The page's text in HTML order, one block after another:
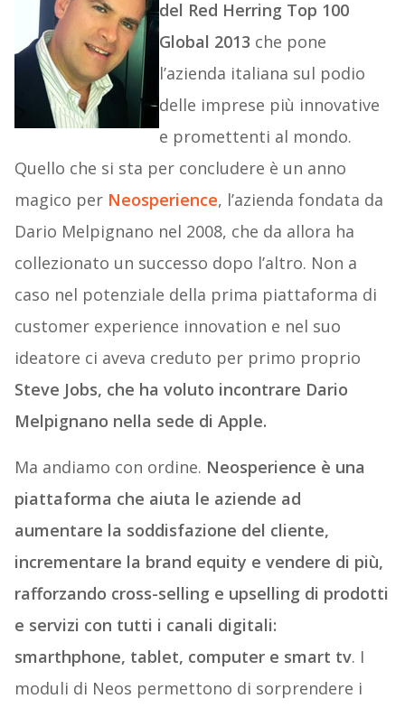
del Red Herring Top 100
Global 2013 che pone
l’azienda italiana sul podio
delle imprese più innovative
e promettenti al mondo.
Quello che si sta per concludere è un anno
magico per Neosperience, l’azienda fondata da
Dario Melpignano nel 2008, che da allora ha
collezionato un successo dopo l’altro. Non a
caso nel potenziale della prima piattaforma di
customer experience innovation e nel suo
ideatore ci aveva creduto per primo proprio
Steve Jobs, che ha voluto incontrare Dario
Melpignano nella sede di Apple.
Ma andiamo con ordine. Neosperience è una
piattaforma che aiuta le aziende ad
aumentare la soddisfazione del cliente,
incrementare la brand equity e vendere di più,
rafforzando cross-selling e upselling di prodotti
e servizi con tutti i canali digitali:
smarthphone, tablet, computer e smart tv. I
moduli di Neos permettono di sorprendere i